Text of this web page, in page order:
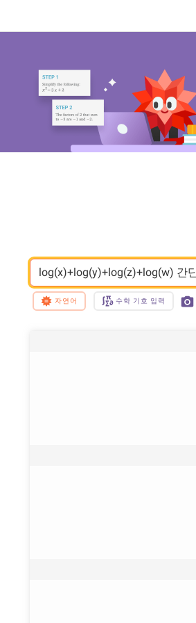
log(x)+log(y)+log(z)+log(w) 간
자연어 수학 기호 입력